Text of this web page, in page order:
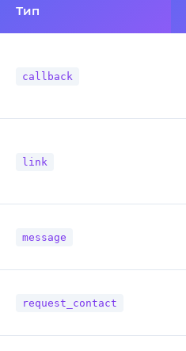
Тип
callback
link
message
request_contact